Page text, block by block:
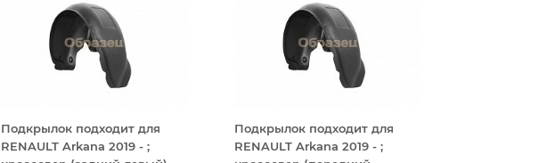
Подкрылок подходит для
RENAULT Arkana 2019 - ;
Подкрылок подходит для
RENAULT Arkana 2019 - ;